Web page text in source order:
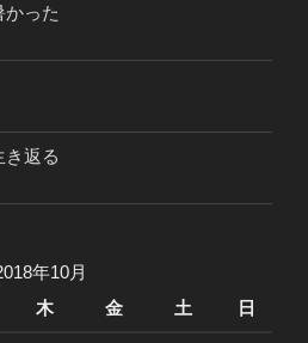
かった
き返る
年10月
木 金 土 日